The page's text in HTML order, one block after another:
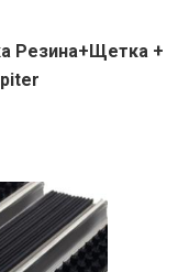
Резина+Щетка +